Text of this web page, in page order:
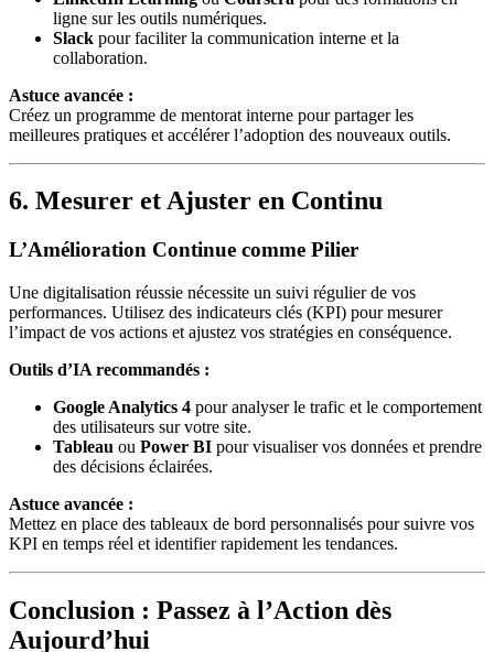
ligne sur les outils numériques.
Slack pour faciliter la communication interne et la
collaboration.
Astuce avancée :
Créez un programme de mentorat interne pour partager les
meilleures pratiques et accélérer l’adoption des nouveaux outils.
6. Mesurer et Ajuster en Continu
L’Amélioration Continue comme Pilier
Une digitalisation réussie nécessite un suivi régulier de vos
performances. Utilisez des indicateurs clés (KPI) pour mesurer
l’impact de vos actions et ajustez vos stratégies en conséquence.
Outils d’IA recommandés :
Google Analytics 4 pour analyser le trafic et le comportement
des utilisateurs sur votre site.
Tableau ou Power BI pour visualiser vos données et prendre
des décisions éclairées.
Astuce avancée :
Mettez en place des tableaux de bord personnalisés pour suivre vos
KPI en temps réel et identifier rapidement les tendances.
Conclusion : Passez à l’Action dès
Aujourd’hui